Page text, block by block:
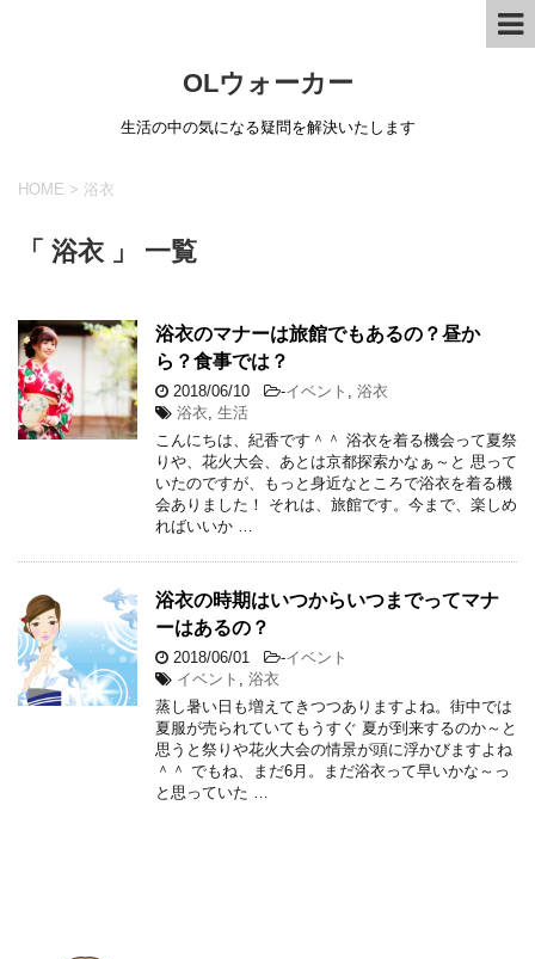
OLウォーカー
生活の中の気になる疑問を解決いたします
HOME > 浴衣
「 浴衣 」 一覧
浴衣のマナーは旅館でもあるの？昼か
ら？食事では？
2018/06/10 -イベント
浴衣
浴衣 生活
こんにちは、紀香です＾＾ 浴衣を着る機会って夏祭
りや、花火大会、あとは京都探索かなぁ～と 思って
いたのですが、もっと身近なところで浴衣を着る機
会ありました！ それは、旅館です。今まで、楽しめ
ればいいか …
浴衣の時期はいつからいつまでってマナ
ーはあるの？
2018/06/01 -イベント
イベント
浴衣
蒸し暑い日も増えてきつつありますよね。街中では
夏服が売られていてもうすぐ 夏が到来するのか～と
思うと祭りや花火大会の情景が頭に浮かびますよね
＾＾ でもね、まだ6月。まだ浴衣って早いかな～っ
と思っていた …